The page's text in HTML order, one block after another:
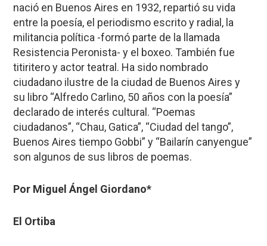
nació en Buenos Aires en 1932, repartió su vida
entre la poesía, el periodismo escrito y radial, la
militancia política -formó parte de la llamada
Resistencia Peronista- y el boxeo. También fue
titiritero y actor teatral. Ha sido nombrado
ciudadano ilustre de la ciudad de Buenos Aires y
su libro “Alfredo Carlino, 50 años con la poesía”
declarado de interés cultural. “Poemas
ciudadanos”, “Chau, Gatica”, “Ciudad del tango”,
Buenos Aires tiempo Gobbi” y “Bailarín canyengue”
son algunos de sus libros de poemas.
Por Miguel Ángel Giordano*
El Ortiba